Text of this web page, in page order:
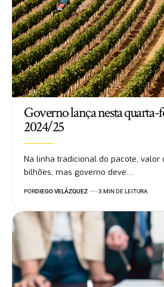
Governo lança nesta quarta-
2024/25
Na linha tradicional do pacote, valor
bilhões, mas governo deve…
PORDIEGO VELÁZQUEZ 3 MIN DE LEITURA